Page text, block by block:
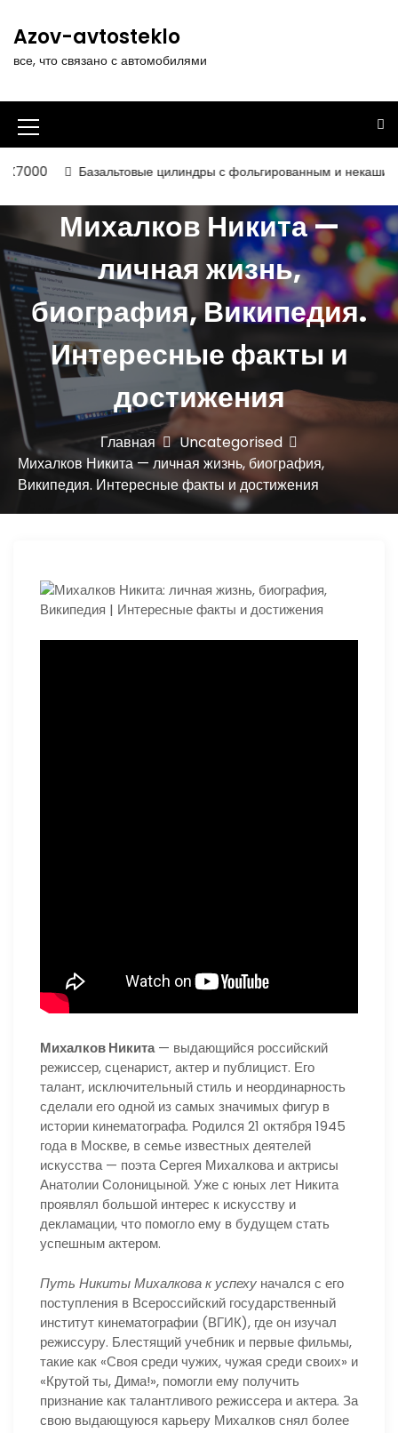
т
к
д
ж
м
о
м
Azov-avtosteklo
все, что связано с автомобилями
И
к
о
к
а
м
е
н
ю
цилиндры с фольгированным и некашированным
Михалков Никита —
личная жизнь,
биография, Википедия.
Интересные факты и
достижения
Главная
Uncategorised
Михалков Никита — личная жизнь, биография,
Википедия. Интересные факты и достижения
Михалков Никита— выдающийся российский
режиссер, сценарист, актер и публицист. Его
талант, исключительный стиль и неординарность
сделали его одной из самых значимых фигур в
истории кинематографа. Родился 21 октября 1945
года в Москве, в семье известных деятелей
искусства — поэта Сергея Михалкова и актрисы
Анатолии Солоницыной. Уже с юных лет Никита
проявлял большой интерес к искусству и
декламации, что помогло ему в будущем стать
успешным актером.
Путь Никиты Михалкова к успеху начался с его
поступления в Всероссийский государственный
институт кинематографии (ВГИК), где он изучал
режиссуру. Блестящий учебник и первые фильмы,
такие как «Своя среди чужих, чужая среди своих» и
«Крутой ты, Дима!», помогли ему получить
признание как талантливого режиссера и актера. За
свою выдающуюся карьеру Михалков снял более